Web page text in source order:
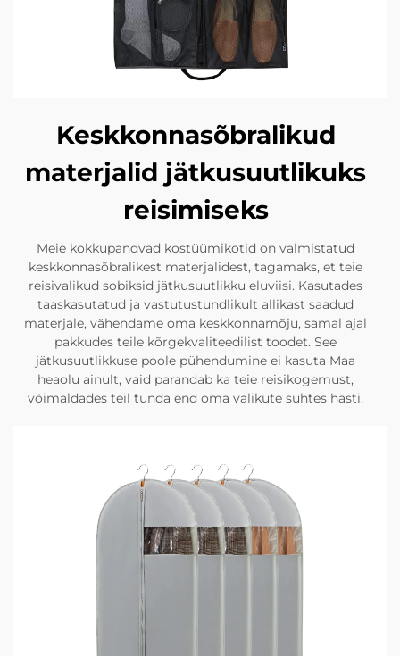
Keskkonnasõbralikud
materjalid jätkusuutlikuks
reisimiseks
Meie kokkupandvad kostüümikotid on valmistatud
keskkonnasõbralikest materjalidest, tagamaks, et teie
reisivalikud sobiksid jätkusuutlikku eluviisi. Kasutades
taaskasutatud ja vastutustundlikult allikast saadud
materjale, vähendame oma keskkonnamõju, samal ajal
pakkudes teile kõrgekvaliteedilist toodet. See
jätkusuutlikkuse poole pühendumine ei kasuta Maa
heaolu ainult, vaid parandab ka teie reisikogemust,
võimaldades teil tunda end oma valikute suhtes hästi.